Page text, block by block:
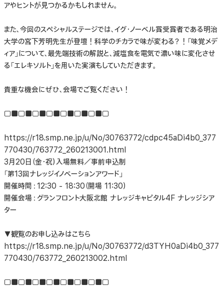
アやヒントが見つかるかもしれません。
また、今回のスペシャルステージでは、イグ・ノーベル賞受賞者である明治
大学の宮下芳明先生が登壇！科学のチカラで味が変わる？！「味覚メデ
ィア」について、最先端技術の解説と、減塩食を電気で濃い味に変化させ
る「エレキソルト」を用いた実演もしていただきます。
貴重な機会にぜひ、会場でご覧ください！
□■□■□■□■□■□■□■□
https://r18.smp.ne.jp/u/No/30763772/cdpc45aDi4b0_377
770430/763772_260213001.html
3月20日（金・祝）入場無料／事前申込制
「第13回ナレッジイノベーションアワード」
開催時間：12:30 - 18:30（開場 11:30）
開催会場：グランフロント大阪北館 ナレッジキャピタル4F ナレッジシア
ター
▼観覧のお申し込みはこちら
https://r18.smp.ne.jp/u/No/30763772/d3TYH0aDi4b0_377
770430/763772_260213002.html
□■□■□■□■□■□■□■□